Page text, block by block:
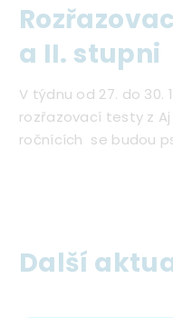
a II. stupni
V týdnu od 27. do 30.
rozřazovací testy z Aj
ročnících se budou
Další